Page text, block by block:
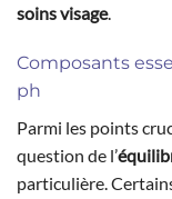
soins visage.
Composants
ph
Parmi les points
question de l’
particulière.